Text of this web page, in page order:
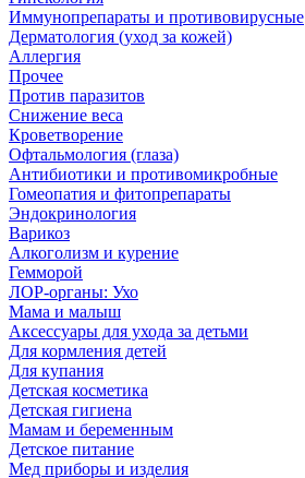
Иммунопрепараты и противовирусные
Дерматология (уход за кожей)
Аллергия
Прочее
Против паразитов
Снижение веса
Кроветворение
Офтальмология (глаза)
Антибиотики и противомикробные
Гомеопатия и фитопрепараты
Эндокринология
Варикоз
Алкоголизм и курение
Гемморой
ЛОР-органы: Ухо
Мама и малыш
Аксессуары для ухода за детьми
Для кормления детей
Для купания
Детская косметика
Детская гигиена
Мамам и беременным
Детское питание
Мед приборы и изделия